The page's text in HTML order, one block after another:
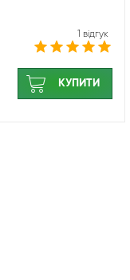
1 відгук
КУПИТИ